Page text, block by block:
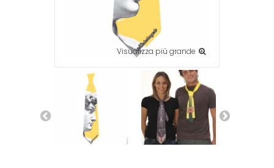
Visualizza più grande